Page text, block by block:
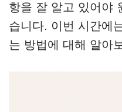
항을 잘 알고 있어야
습니다. 이번 시간에
는 방법에 대해 알아